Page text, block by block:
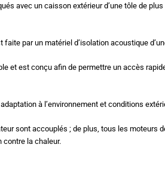
avec un caisson extérieur d’une tôle de
par un matériel d’isolation acoustique
et est conçu afin de permettre un accès
à l’environnement et conditions
sont accouplés ; de plus, tous les moteurs
contre la chaleur.